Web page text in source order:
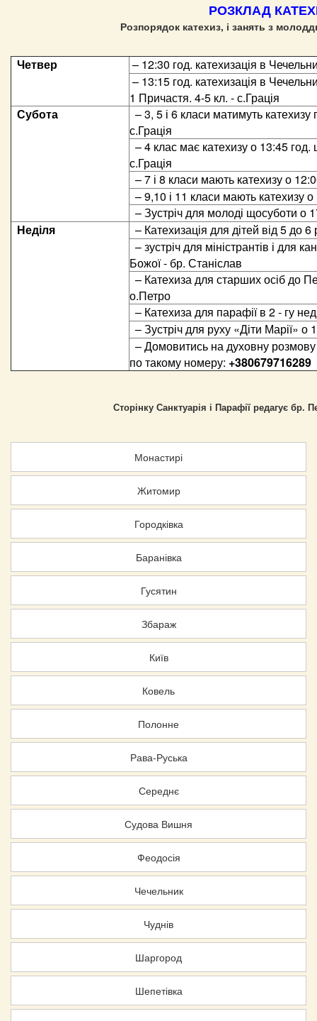
РОЗКЛАД
Розпорядок катехиз, і занять з
Четвер
– 12:30 год. катехизація в
– 13:15 год. катехизація в
1 Причастя. 4-5 кл. - с.Грація
Субота
– 3, 5 і 6 класи матимуть
с.Грація
– 4 клас має катехизу о 13:45 год.
с.Грація
– 7 і 8 класи мають катехизу о
– 9,10 і 11 класи мають катехизу
– Зустріч для молоді щосуботи о
Неділя
– Катехизація для дітей від 5 до
– зустріч для міністрантів і для
Божої - бр. Станіслав
– Катехиза для старших осіб до
о.Петро
– Катехиза для парафії в 2 - гу
– Зустріч для руху «Діти Марії» о
– Домовитись на духовну
по такому номеру: +380679716289
Сторінку Санктуарія і Парафії редагує бр.
Монастирі
Житомир
Городківка
Баранівка
Гусятин
Збараж
Київ
Ковель
Полонне
Рава-Руська
Середнє
Судова Вишня
Феодосія
Чечельник
Чуднів
Шаргород
Шепетівка